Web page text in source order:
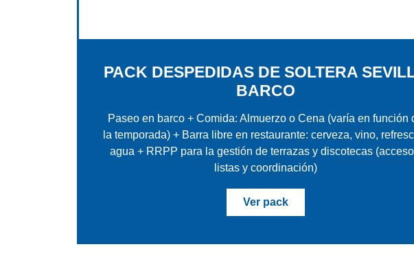
PACK DESPEDIDAS DE SOLTERA
BARCO
Paseo en barco + Comida: Almuerzo o Cena (varía en función
la temporada) + Barra libre en restaurante: cerveza, vino,
agua + RRPP para la gestión de terrazas y discotecas
listas y coordinación)
Ver pack